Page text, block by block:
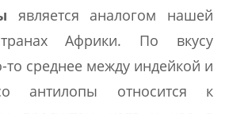
является аналогом нашей
Африки. По вкусу
то среднее между индейкой и
антилопы относится к